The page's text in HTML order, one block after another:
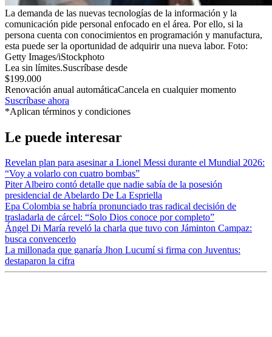
La demanda de las nuevas tecnologías de la información y la
comunicación pide personal enfocado en el área. Por ello, si la
persona cuenta con conocimientos en programación y manufactura,
esta puede ser la oportunidad de adquirir una nueva labor. Foto:
Getty Images/iStockphoto
Lea sin límites.Suscríbase desde
$199.000
Renovación anual automáticaCancela en cualquier momento
Suscríbase ahora
*Aplican términos y condiciones
Le puede interesar
Revelan plan para asesinar a Lionel Messi durante el Mundial 2026:
“Voy a volarlo con cuatro bombas”
Piter Albeiro contó detalle que nadie sabía de la posesión
presidencial de Abelardo De La Espriella
Epa Colombia se habría pronunciado tras radical decisión de
trasladarla de cárcel: “Solo Dios conoce por completo”
Ángel Di María reveló la charla que tuvo con Jáminton Campaz:
busca convencerlo
La millonada que ganaría Jhon Lucumí si firma con Juventus:
destaparon la cifra